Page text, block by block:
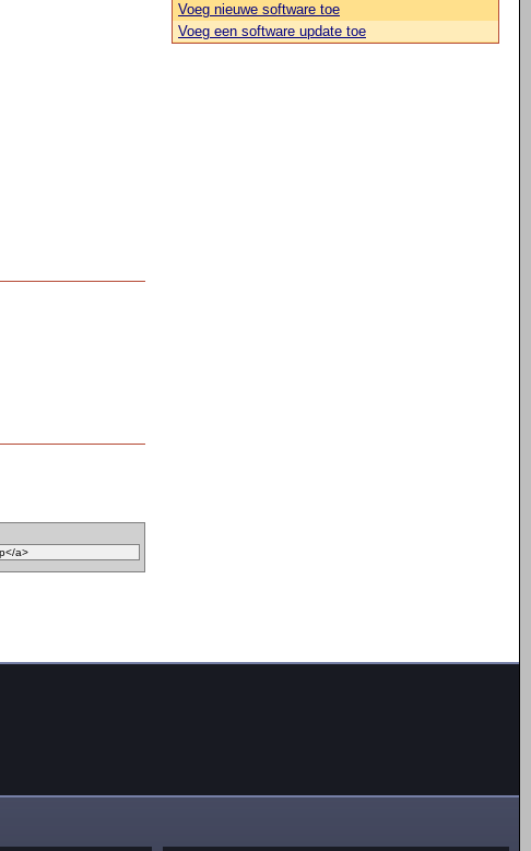
Voeg nieuwe software toe
Voeg een software update toe